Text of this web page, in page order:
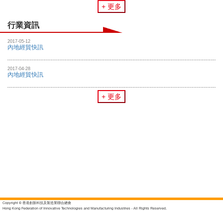
+ 更多
行業資訊
2017-05-12
內地經貿快訊
2017-04-28
內地經貿快訊
+ 更多
Copyright © 香港創新科技及製造業聯合總會
Hong Kong Federation of Innovative Technologies and Manufacturing Industries - All Rights Reserved.